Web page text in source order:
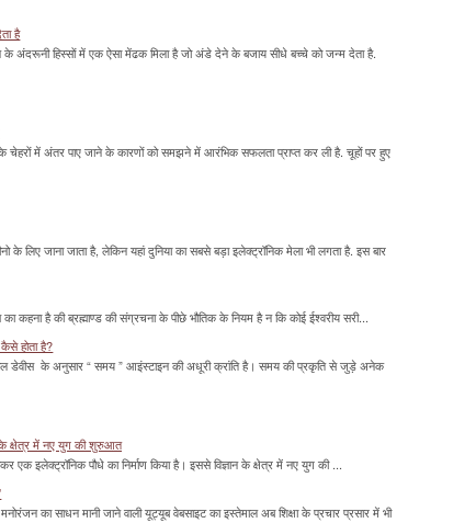
है
के अंदरूनी हिस्सों में एक ऐसा मेंढक मिला है जो अंडे देने के बजाय सीधे बच्चे को जन्म देता है.
चेहरों में अंतर पाए जाने के कारणों को समझने में आरंभिक सफलता प्राप्त कर ली है. चूहों पर हुए
लिए जाना जाता है, लेकिन यहां दुनिया का सबसे बड़ा इलेक्ट्रॉनिक मेला भी लगता है. इस बार
कहना है की ब्रह्माण्ड की संग्रचना के पीछे भौतिक के नियम है न कि कोई ईश्वरीय सरी...
होता है?
डेवीस के अनुसार “ समय ” आइंस्टाइन की अधूरी क्रांति है। समय की प्रकृति से जुड़े अनेक
के क्षेत्र में नए युग की शुरुआत
एक इलेक्ट्रॉनिक पौधे का निर्माण किया है। इससे विज्ञान के क्षेत्र में नए युग की ...
का साधन मानी जाने वाली यूट्यूब वेबसाइट का इस्तेमाल अब शिक्षा के प्रचार प्रसार में भी